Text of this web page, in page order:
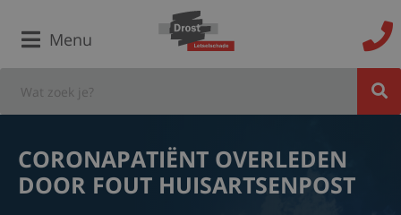
Menu
CORONAPATIËNT OVERLEDEN
DOOR FOUT HUISARTSENPOST